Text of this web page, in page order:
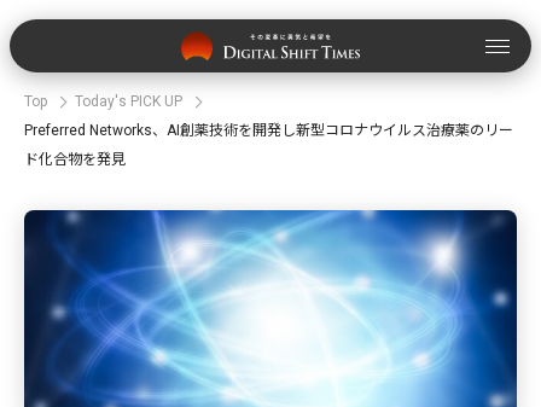
Top
Today's PICK UP
Preferred Networks、AI創薬技術を開発し新型コロナウイルス治療薬のリー
ド化合物を発見